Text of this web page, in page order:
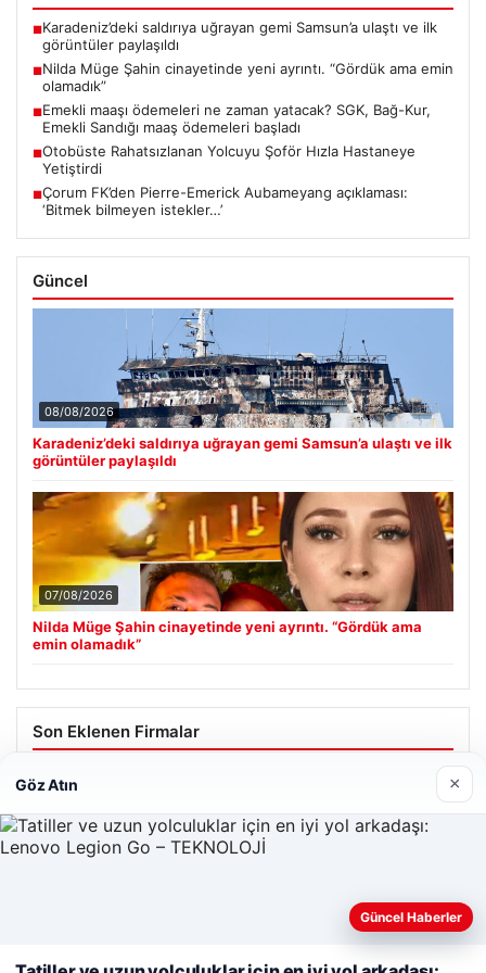
■Karadeniz’deki saldırıya uğrayan gemi Samsun’a ulaştı ve ilk
görüntüler paylaşıldı
■Nilda Müge Şahin cinayetinde yeni ayrıntı. “Gördük ama emin
olamadık”
■Emekli maaşı ödemeleri ne zaman yatacak? SGK, Bağ-Kur,
Emekli Sandığı maaş ödemeleri başladı
■Otobüste Rahatsızlanan Yolcuyu Şoför Hızla Hastaneye
Yetiştirdi
■Çorum FK’den Pierre-Emerick Aubameyang açıklaması:
‘Bitmek bilmeyen istekler…’
Güncel
08/08/2026
Karadeniz’deki saldırıya uğrayan gemi Samsun’a ulaştı ve ilk
görüntüler paylaşıldı
07/08/2026
Nilda Müge Şahin cinayetinde yeni ayrıntı. “Gördük ama
emin olamadık”
Son Eklenen Firmalar
Enes Kaplan Avukatlık Bürosu
Web sitemizi nasıl kullandığınızı daha iyi anlayabilmek,
Göz Atın ×
Güncel Haberler